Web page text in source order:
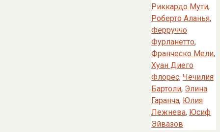
Риккардо Мути,
Роберто Аланья,
Ферруччо
Фурланетто,
Франческо Мели,
Хуан Диего
Флорес, Чечилия
Бартоли, Элина
Гаранча, Юлия
Лежнева, Юсиф
Эйвазов